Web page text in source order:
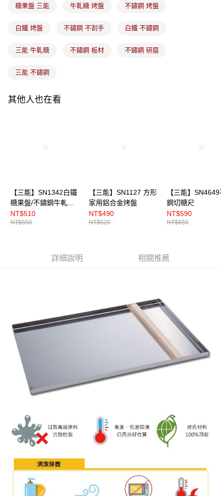
免運費
糖果盤 三能 牛軋糖 烤盤 不鏽鋼 烤盤
白鐵 烤盤 不鏽鋼 不割手 白鐵 不鏽鋼
三能 牛軋糖 不鏽鋼 板材 不鏽鋼 研磨
三能 不鏽鋼
其他人也在看
【三能】SN1342白鐵
糖果盤/不鏽鋼牛軋糖
烤盤2.5斤(附專用木條)
NT$510
NT$550
【三能】SN1127 方形
家用鋁合金烤盤
NT$490
NT$520
【三能】
鋼切糖尺
NT$590
NT$650
詳細說明 相關推薦